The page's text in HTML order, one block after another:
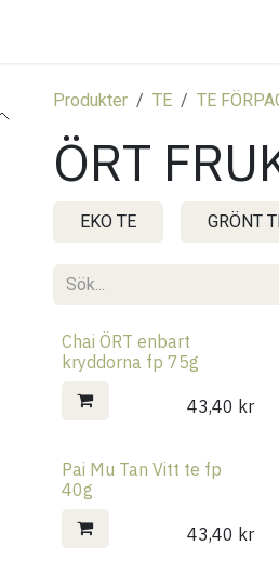
Produkter TE TE
ÖRT
EKO TE GRÖNT
Chai ÖRT enbart
kryddorna fp 75g
43,40 kr
Pai Mu Tan Vitt te fp
40g
43,40 kr